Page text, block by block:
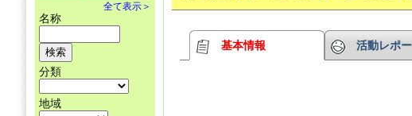
全て表示＞
名称
分類
地域
基本情報 活動レポ